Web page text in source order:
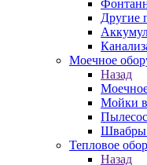
Другие
Моечное
Назад
Мойки
Швабры
Тепловое
Назад